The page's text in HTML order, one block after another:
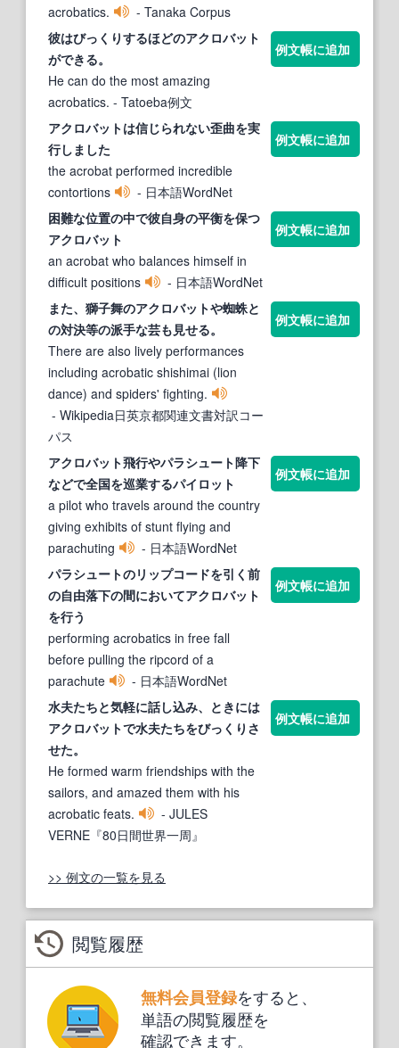
acrobatics.
- Tanaka Corpus
彼はびっくりするほどのアクロバット
ができる。
He can do the most amazing
acrobatics. - Tatoeba例文
例文帳に追加
アクロバットは信じられない歪曲を実
行しました
the acrobat performed incredible
contortions
- 日本語WordNet
例文帳に追加
困難な位置の中で彼自身の平衡を保つ
アクロバット
an acrobat who balances himself in
difficult positions
- 日本語WordNet
例文帳に追加
また、獅子舞のアクロバットや蜘蛛と
の対決等の派手な芸も見せる。
There are also lively performances
including acrobatic shishimai (lion
dance) and spiders' fighting.
- Wikipedia日英京都関連文書対訳コー
パス
例文帳に追加
アクロバット飛行やパラシュート降下
などで全国を巡業するパイロット
a pilot who travels around the country
giving exhibits of stunt flying and
parachuting
- 日本語WordNet
例文帳に追加
パラシュートのリップコードを引く前
の自由落下の間においてアクロバット
を行う
performing acrobatics in free fall
before pulling the ripcord of a
parachute
- 日本語WordNet
例文帳に追加
水夫たちと気軽に話し込み、ときには
アクロバットで水夫たちをびっくりさ
せた。
He formed warm friendships with the
sailors, and amazed them with his
acrobatic feats.
- JULES
VERNE『80日間世界一周』
例文帳に追加
>> 例文の一覧を見る
閲覧履歴
無料会員登録をすると、
単語の閲覧履歴を
確認できます。